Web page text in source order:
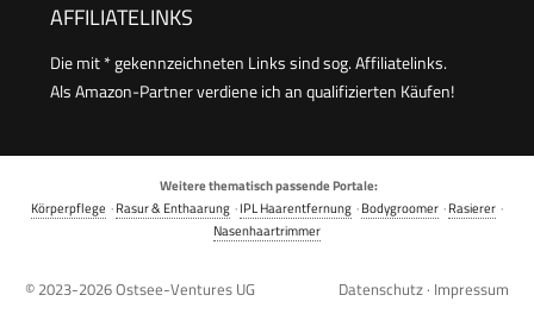
AFFILIATELINKS
Die mit * gekennzeichneten Links sind sog. Affiliatelinks.
Als Amazon-Partner verdiene ich an qualifizierten Käufen!
Weitere thematisch passende Portale:
Körperpflege ·Rasur & Enthaarung ·IPL Haarentfernung ·Bodygroomer ·Rasierer ·
Nasenhaartrimmer
© 2023-2026Ostsee-Ventures UG Datenschutz · Impressum